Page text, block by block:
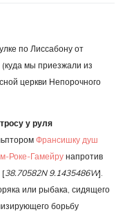
по Лиссабону от
(куда мы приезжали из
церкви Непорочного
у руля
Франсишку душ
Роке-Гамейру напротив
[38.70582N 9.1435486W].
или рыбака, сидящего
борьбу